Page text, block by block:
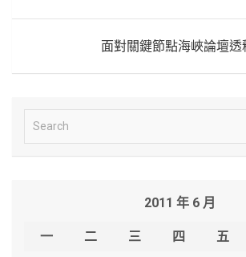
面對關鍵節點海峽論壇透
e
2011 年 6 月
一 二 三 四 五